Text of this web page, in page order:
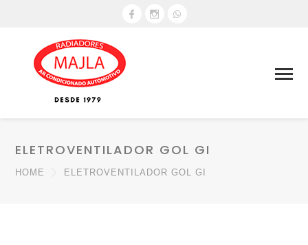
ELETROVENTILADOR GOL GI
HOME ELETROVENTILADOR GOL GI